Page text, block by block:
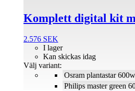
Komplett digital kit
2.576 SEK
Osram plantastar 600w
Philips master green
I lager
Kan skickas idag
Välj variant:
kan
väljas
produktsidan